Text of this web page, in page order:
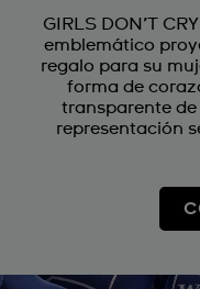
GIRLS DON’T
emblemático
regalo para su
forma de
transparente
representación